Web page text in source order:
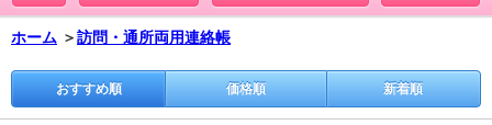
ホーム ＞訪問・通所両用連絡帳
おすすめ順 価格順 新着順